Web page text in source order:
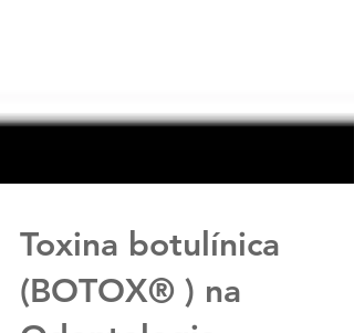
Toxina botulínica